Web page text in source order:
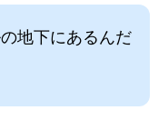
地下にあるんだ